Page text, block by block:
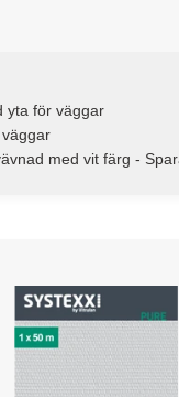
yta för väggar
med vit färg -